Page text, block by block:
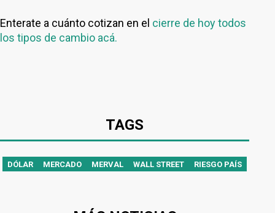
Enterate a cuánto cotizan en el cierre de hoy todos
los tipos de cambio acá.
TAGS
DÓLAR MERCADO MERVAL WALL STREET RIESGO PAÍS